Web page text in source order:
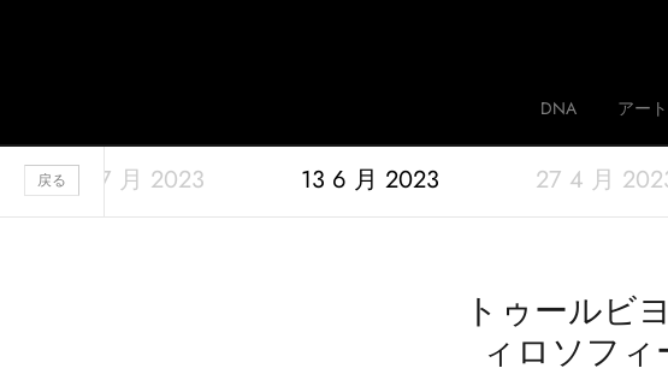
DNA
A DISRUPTIVE
アー
戻る04 7 月 2023 13 6 月 2023 27 4 月
トゥールビ
ィロソフ